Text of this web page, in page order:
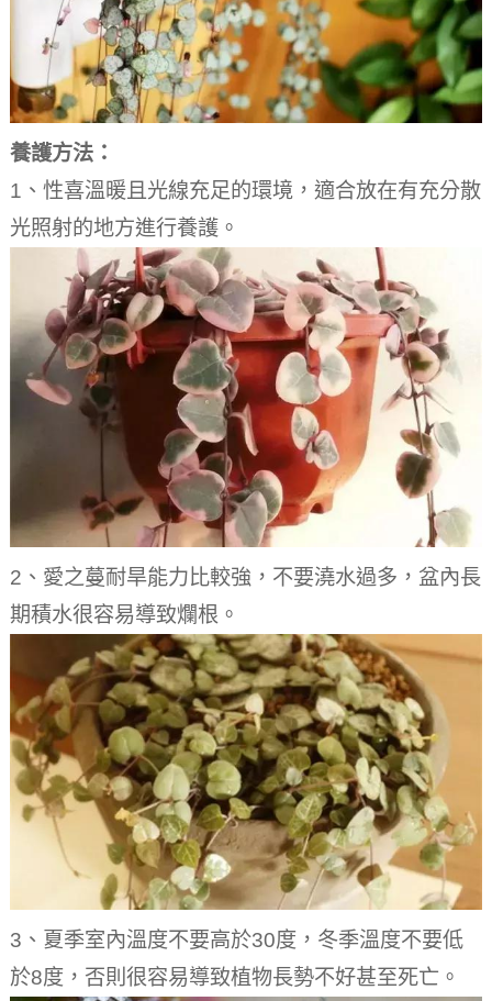
養護方法：
1、性喜溫暖且光線充足的環境，適合放在有充分散
光照射的地方進行養護。
2、愛之蔓耐旱能力比較強，不要澆水過多，盆內長
期積水很容易導致爛根。
3、夏季室內溫度不要高於30度，冬季溫度不要低
於8度，否則很容易導致植物長勢不好甚至死亡。